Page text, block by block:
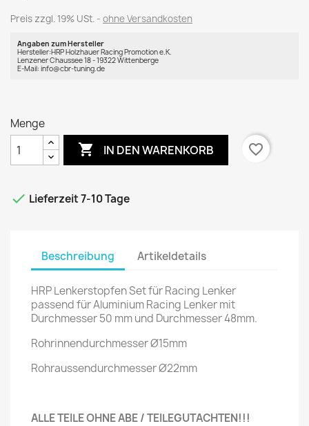
Preis zzgl. 19% USt. ohne Versandkosten
Angaben zum Hersteller
Hersteller:HRP Holzhauer Racing Promotion e.K.
Lenzener Chaussee 18 - 19322 Wittenberge
E-Mail: info@cbr-tuning.de
Menge
 IN DEN WARENKORB favorite_border
 Lieferzeit 7-10 Tage
Beschreibung Artikeldetails
HRP Lenkerstopfen Set für Racing Lenker
passend für Aluminium Racing Lenker mit
Durchmesser 50 mm und Durchmesser 48mm.
Rohrinnendurchmesser Ø15mm
Rohraussendurchmesser Ø22mm
ALLE TEILE OHNE ABE / TEILEGUTACHTEN!!!